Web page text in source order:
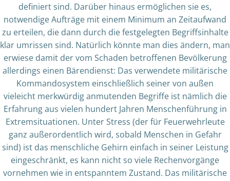
definiert sind. Darüber hinaus ermöglichen sie es,
notwendige Aufträge mit einem Minimum an Zeitaufwand
zu erteilen, die dann durch die festgelegten Begriffsinhalte
klar umrissen sind. Natürlich könnte man dies ändern, man
erwiese damit der vom Schaden betroffenen Bevölkerung
allerdings einen Bärendienst: Das verwendete militärische
Kommandosystem einschließlich seiner von außen
vieleicht merkwürdig anmutenden Begriffe ist nämlich die
Erfahrung aus vielen hundert Jahren Menschenführung in
Extremsituationen. Unter Stress (der für Feuerwehrleute
ganz außerordentlich wird, sobald Menschen in Gefahr
sind) ist das menschliche Gehirn einfach in seiner Leistung
eingeschränkt, es kann nicht so viele Rechenvorgänge
vornehmen wie in entspanntem Zustand. Das militärische